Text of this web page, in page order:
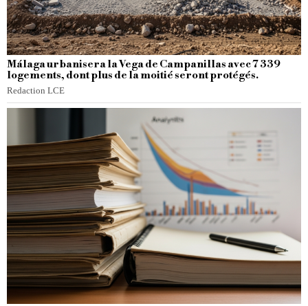
Málaga urbanisera la Vega de Campanillas avec 7 339
logements, dont plus de la moitié seront protégés.
Redaction LCE